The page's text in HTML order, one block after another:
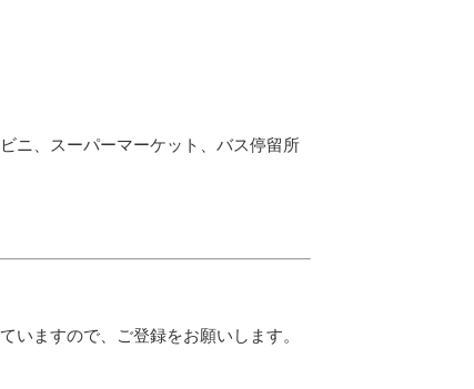
ニ、スーパーマーケット、バス停留所
いますので、ご登録をお願いします。